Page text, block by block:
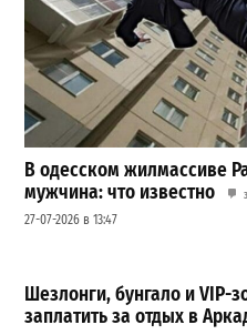
В одесском жилмассиве
мужчина: что известно
3
27-07-2026 в 13:47
Шезлонги, бунгало и VIP-
заплатить за отдых в